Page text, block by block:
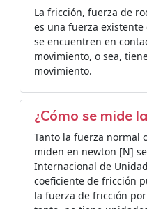
La fricción, fuerza de
es una fuerza
se encuentren en
movimiento, o sea,
movimiento.
¿Cómo se mide
Tanto la fuerza normal
miden en newton [N]
Internacional de
coeficiente de fricción
la fuerza de fricción